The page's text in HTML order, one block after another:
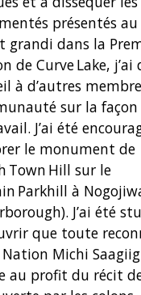
présentés
grandi dans la
de Curve Lake, j’ai
à d’autres
sur la façon
J’ai été
le monument de
Town Hill sur le
Parkhill à
J’ai été
que toute
Michi
au profit du récit